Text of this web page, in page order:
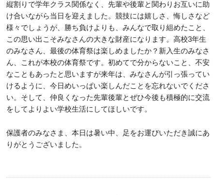
縦割りで学年クラス関係なく、先輩や後輩と関わりお互いに助
け合いながら当日を迎えました。競技には嬉しさ、悔しさなど
様々でしょうが、勝ち負けよりも、みんなで取り組めたこと、
この思い出こそみなさんの大きな財産になります。高校3年生
のみなさん、最後の体育祭は楽しめましたか？新入生のみなさ
ん、これが本校の体育祭です。初めてで分からないこと、不安
なこともあったと思いますが来年は、みなさんが引っ張ってい
けるように、今日めいっぱい楽しんだことを忘れないでくださ
い。そして、仲良くなった先輩後輩とぜひ今後も積極的に交流
をしてよりよい学校生活にしてほしいです。
保護者のみなさま、本日は暑い中、足をお運びいただき誠にあ
りがとうございました。